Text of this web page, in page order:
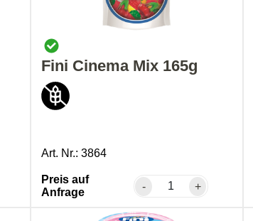
Fini Cinema Mix 165g
Art. Nr.: 3864
Preis auf
Anfrage
- +